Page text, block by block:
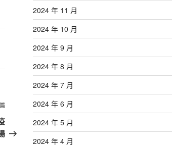
下
一
篇
2024 年 11 月
2024 年 10 月
2024 年 9 月
2024 年 8 月
2024 年 7 月
2024 年 6 月
2024 年 5 月
2024 年 4 月